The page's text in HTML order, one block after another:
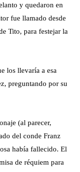
y quedaron en
fue llamado desde
Tito, para festejar la
los llevaría a esa
preguntando por su
(al parecer,
del conde Franz
había fallecido. El
de réquiem para